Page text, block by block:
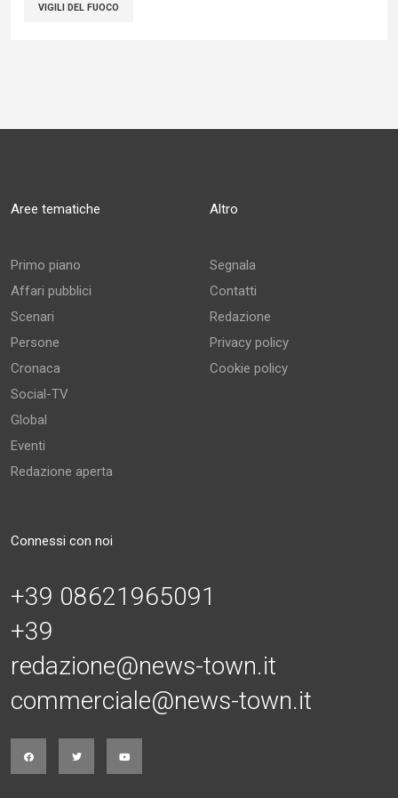
VIGILI DEL FUOCO
Aree tematiche
Primo piano
Affari pubblici
Scenari
Persone
Cronaca
Social-TV
Global
Eventi
Redazione aperta
Altro
Segnala
Contatti
Redazione
Privacy policy
Cookie policy
Connessi con noi
+39 08621965091
+39
redazione@news-town.it
commerciale@news-town.it